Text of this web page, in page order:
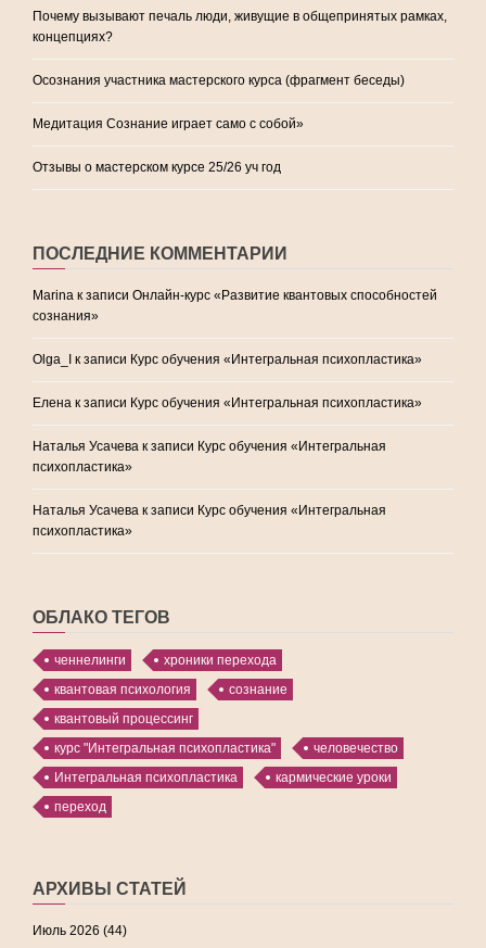
Почему вызывают печаль люди, живущие в общепринятых рамках,
концепциях?
Осознания участника мастерского курса (фрагмент беседы)
Медитация Сознание играет само с собой»
Отзывы о мастерском курсе 25/26 уч год
ПОСЛЕДНИЕ КОММЕНТАРИИ
Marina к записи Онлайн-курс «Развитие квантовых способностей
сознания»
Olga_I к записи Курс обучения «Интегральная психопластика»
Елена к записи Курс обучения «Интегральная психопластика»
Наталья Усачева к записи Курс обучения «Интегральная
психопластика»
Наталья Усачева к записи Курс обучения «Интегральная
психопластика»
ОБЛАКО ТЕГОВ
ченнелинги
хроники перехода
квантовая психология
сознание
квантовый процессинг
курс "Интегральная психопластика"
человечество
Интегральная психопластика
кармические уроки
переход
АРХИВЫ СТАТЕЙ
Июль 2026 (44)